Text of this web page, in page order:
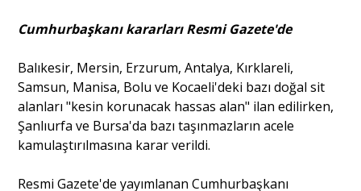
Cumhurbaşkanı kararları Resmi Gazete'de
Balıkesir, Mersin, Erzurum, Antalya, Kırklareli,
Samsun, Manisa, Bolu ve Kocaeli'deki bazı doğal sit
alanları "kesin korunacak hassas alan" ilan edilirken,
Şanlıurfa ve Bursa'da bazı taşınmazların acele
kamulaştırılmasına karar verildi.
Resmi Gazete'de yayımlanan Cumhurbaşkanı